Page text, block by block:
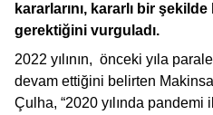
kararlarını, kararlı bir
gerektiğini vurguladı.
2022 yılının, önceki yıla
devam ettiğini belirten
Çulha, “2020 yılında